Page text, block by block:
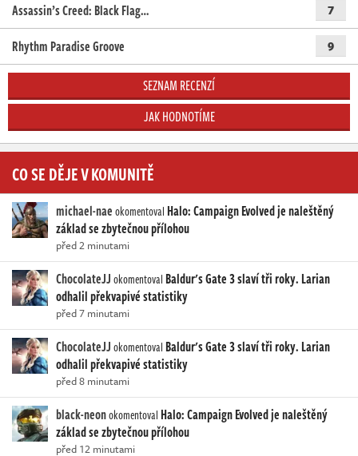
Assassin’s Creed: Black Flag… 7
Rhythm Paradise Groove 9
SEZNAM RECENZÍ
JAK HODNOTÍME
CO SE DĚJE V KOMUNITĚ
michael-naeokomentoval Halo: Campaign Evolved je naleštěný
základ se zbytečnou přílohou
před 2 minutami
ChocolateJJokomentoval Baldur's Gate 3 slaví tři roky. Larian
odhalil překvapivé statistiky
před 7 minutami
ChocolateJJokomentoval Baldur's Gate 3 slaví tři roky. Larian
odhalil překvapivé statistiky
před 8 minutami
black-neonokomentoval Halo: Campaign Evolved je naleštěný
základ se zbytečnou přílohou
před 12 minutami